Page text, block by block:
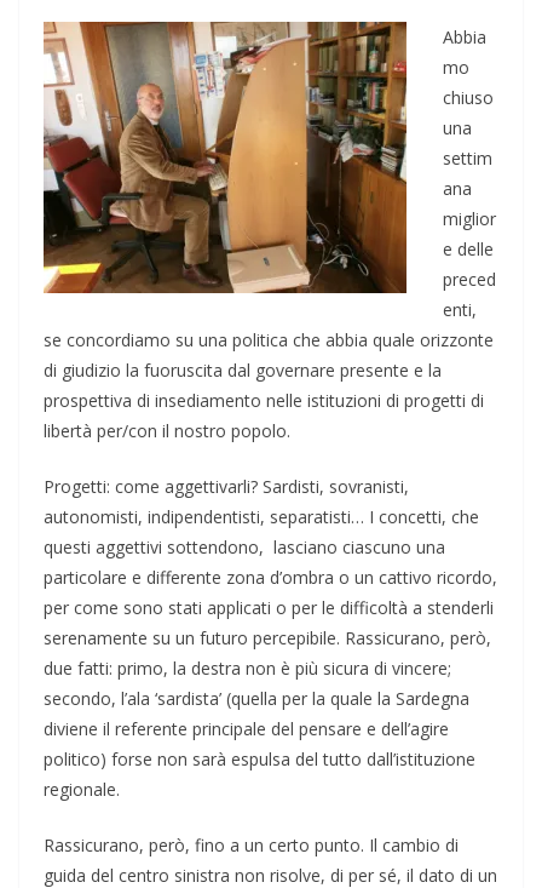
Abbia
mo
chiuso
una
settim
ana
miglior
e delle
preced
enti,
se concordiamo su una politica che abbia quale orizzonte
di giudizio la fuoruscita dal governare presente e la
prospettiva di insediamento nelle istituzioni di progetti di
libertà per/con il nostro popolo.
Progetti: come aggettivarli? Sardisti, sovranisti,
autonomisti, indipendentisti, separatisti… I concetti, che
questi aggettivi sottendono, lasciano ciascuno una
particolare e differente zona d’ombra o un cattivo ricordo,
per come sono stati applicati o per le difficoltà a stenderli
serenamente su un futuro percepibile. Rassicurano, però,
due fatti: primo, la destra non è più sicura di vincere;
secondo, l’ala ‘sardista’ (quella per la quale la Sardegna
diviene il referente principale del pensare e dell’agire
politico) forse non sarà espulsa del tutto dall’istituzione
regionale.
Rassicurano, però, fino a un certo punto. Il cambio di
guida del centro sinistra non risolve, di per sé, il dato di un